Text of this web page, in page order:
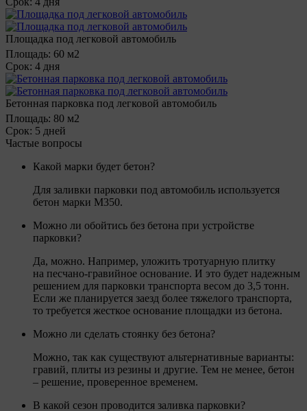
Площадка под легковой автомобиль
Площадь: 60 м2
Срок: 4 дня
Бетонная парковка под легковой автомобиль
Площадь: 80 м2
Срок: 5 дней
Частые вопросы
Какой марки будет бетон?
Для заливки парковки под автомобиль используется
бетон марки М350.
Можно ли обойтись без бетона при устройстве
парковки?
Да, можно. Например, уложить тротуарную плитку
на песчано-гравийное основание. И это будет надежным
решением для парковки транспорта весом до 3,5 тонн.
Если же планируется заезд более тяжелого транспорта,
то требуется жесткое основание площадки из бетона.
Можно ли сделать стоянку без бетона?
Можно, так как существуют альтернативные варианты:
гравий, плиты из резины и другие. Тем не менее, бетон
– решение, проверенное временем.
В какой сезон проводится заливка парковки?